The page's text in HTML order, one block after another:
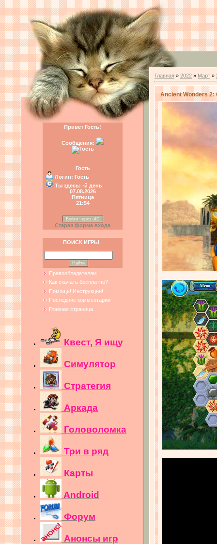
Привет Гость!
Сообщения:
Гость
Логин: Гость
Ты здесь: -й день
07.08.2026
Пятница
21:54
Войти через uID
Старая форма входа
ПОИСК ИГРЫ
Правообладателям !
Как скачать бесплатно?
Помощь! Инструкции!
Последние комментарии
Главная страница
Квест, Я ищу
Симулятор
Стратегия
Аркада
Головоломка
Три в ряд
Карты
Android
Форум
Анонсы игр
Главная » 2022 » Март »
Ancient Wonders